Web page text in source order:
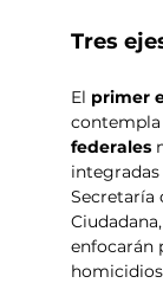
Tres
El primer
federales
integradas
Secretaría
enfocarán